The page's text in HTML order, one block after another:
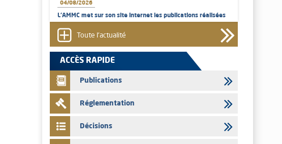
04/08/2026
L’AMMC met sur son site internet les publications réalisées
03/08/2026
Saham Bank – Mise à jour annuelle du dossier d’information
relatif au programme d'émission de certificats de dépôt
03/08/2026
L’AMMC met sur son site internet les publications réalisées
par les émetteurs en date du 3 août 2026
Liste des agréments et visas d'OPCVM accordés par l'AMMC
Toute l'actualité
ACCÈS RAPIDE
Publications
Réglementation
Décisions